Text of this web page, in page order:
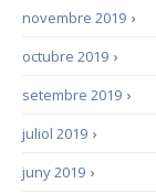
›
novembre 2019
›
octubre 2019
›
setembre 2019
›
juliol 2019
›
juny 2019